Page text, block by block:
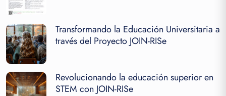
Transformando la Educación Universitaria a
través del Proyecto JOIN-RISe
Revolucionando la educación superior en
STEM con JOIN-RISe